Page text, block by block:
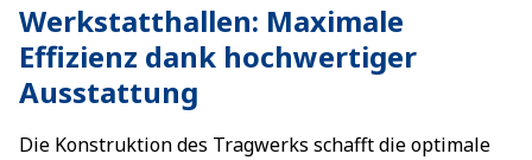
Werkstatthallen: Maximale
Effizienz dank hochwertiger
Ausstattung
Die Konstruktion des Tragwerks schafft die optimale